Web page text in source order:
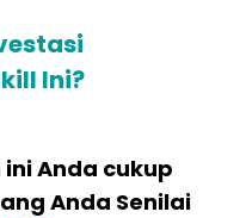
Ini?
Anda cukup
Anda Senilai